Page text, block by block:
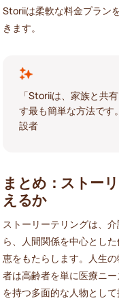
Storiiは柔軟な料金プラン
きます。
「Storiiは、家族と共
す最も簡単な方法です
設者
まとめ：ストー
えるか
ストーリーテリングは、
ら、人間関係を中心とし
恵をもたらします。人生
者は高齢者を単に医療ニ
を持つ多面的な人物とし